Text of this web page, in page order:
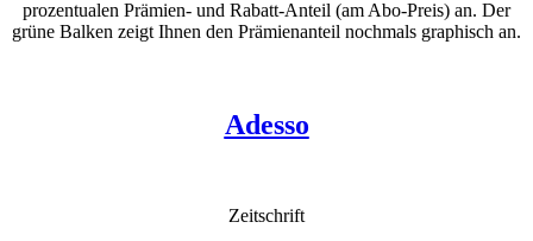
prozentualen Prämien- und Rabatt-Anteil (am Abo-Preis) an. Der
grüne Balken zeigt Ihnen den Prämienanteil nochmals graphisch an.
Adesso
Zeitschrift